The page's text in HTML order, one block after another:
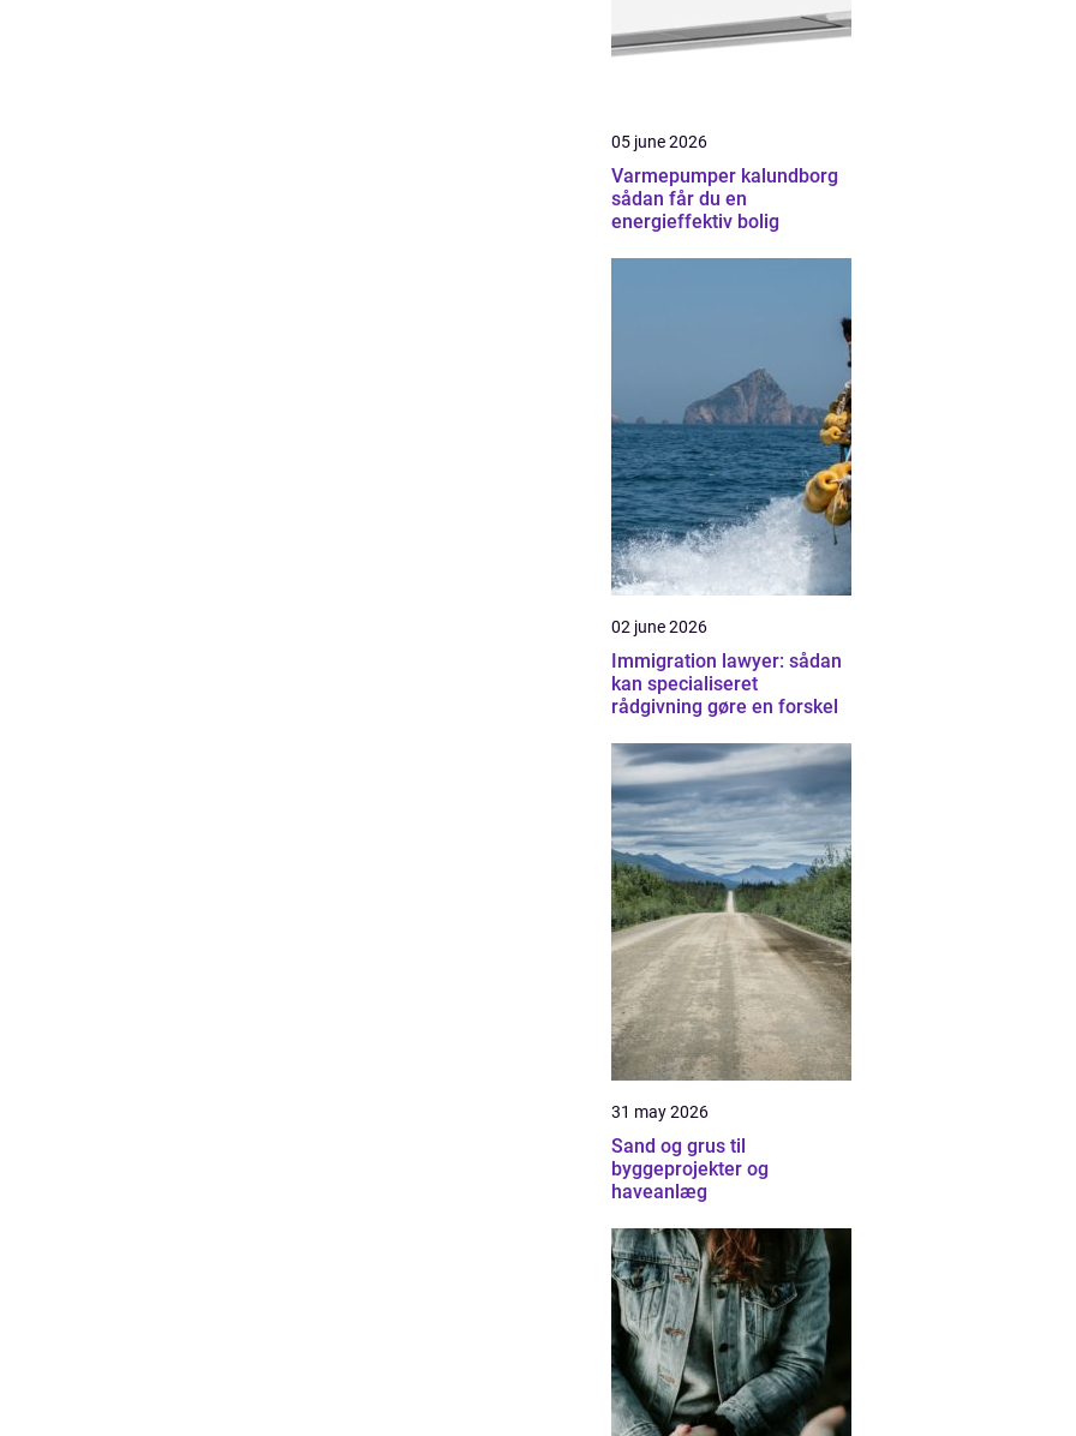
05 june 2026
Varmepumper kalundborg
sådan får du en
energieffektiv bolig
02 june 2026
Immigration lawyer: sådan
kan specialiseret
rådgivning gøre en forskel
31 may 2026
Sand og grus til
byggeprojekter og
haveanlæg